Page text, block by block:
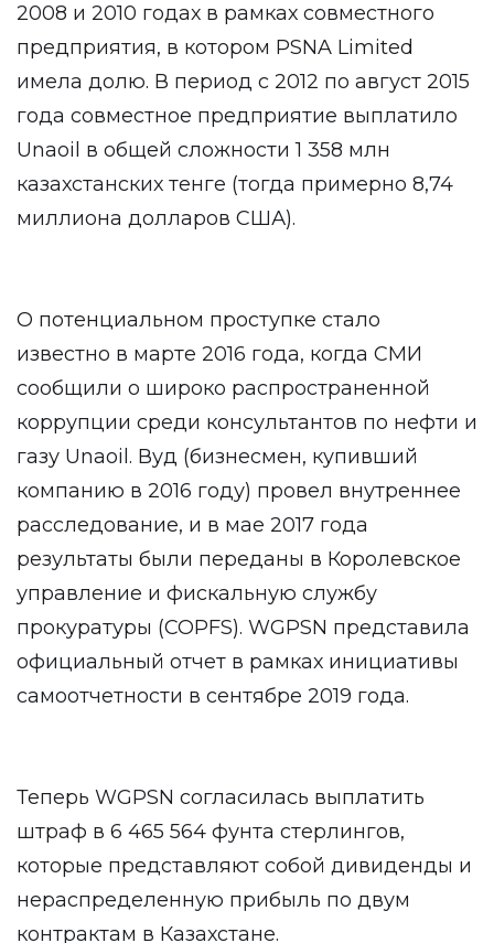
2008 и 2010 годах в рамках совместного
предприятия, в котором PSNA Limited
имела долю. В период с 2012 по август 2015
года совместное предприятие выплатило
Unaoil в общей сложности 1 358 млн
казахстанских тенге (тогда примерно 8,74
миллиона долларов США).
О потенциальном проступке стало
известно в марте 2016 года, когда СМИ
сообщили о широко распространенной
коррупции среди консультантов по нефти и
газу Unaoil. Вуд (бизнесмен, купивший
компанию в 2016 году) провел внутреннее
расследование, и в мае 2017 года
результаты были переданы в Королевское
управление и фискальную службу
прокуратуры (COPFS). WGPSN представила
официальный отчет в рамках инициативы
самоотчетности в сентябре 2019 года.
Теперь WGPSN согласилась выплатить
штраф в 6 465 564 фунта стерлингов,
которые представляют собой дивиденды и
нераспределенную прибыль по двум
контрактам в Казахстане.